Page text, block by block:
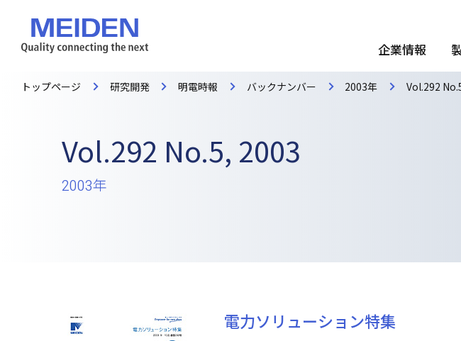
企業情報
トップページ 研究開発 明電時報 バックナンバー 2003年 Vol.292
Vol.292 No.5, 2003
2003年
電力ソリューション特集